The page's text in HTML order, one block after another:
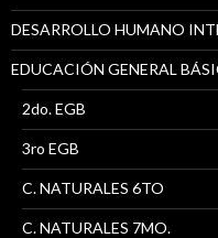
DESARROLLO HUMANO
EDUCACIÓN GENERAL
2do. EGB
3ro EGB
C. NATURALES 6TO
C. NATURALES 7MO.